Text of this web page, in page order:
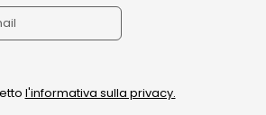
l'informativa sulla privacy.